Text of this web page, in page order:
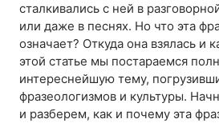
сталкивались с ней в
или даже в песнях. Но что эта
означает? Откуда она взялась и
этой статье мы постараемся
интереснейшую тему,
фразеологизмов и культуры.
и разберем, как и почему эта